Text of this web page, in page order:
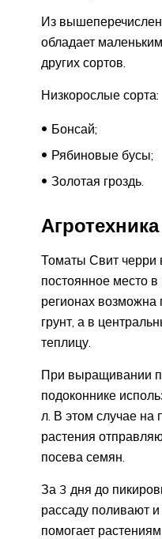
Из
обладает
других сортов.
Низкорослые сорта:
Бонсай;
Рябиновые бусы;
Золотая гроздь.
Агротехника
Томаты Свит черри
постоянное место
регионах возможна
грунт, а в
теплицу.
При выращивании
подоконнике
л. В этом случае на
растения
посева семян.
За 3 дня до
рассаду поливают
помогает